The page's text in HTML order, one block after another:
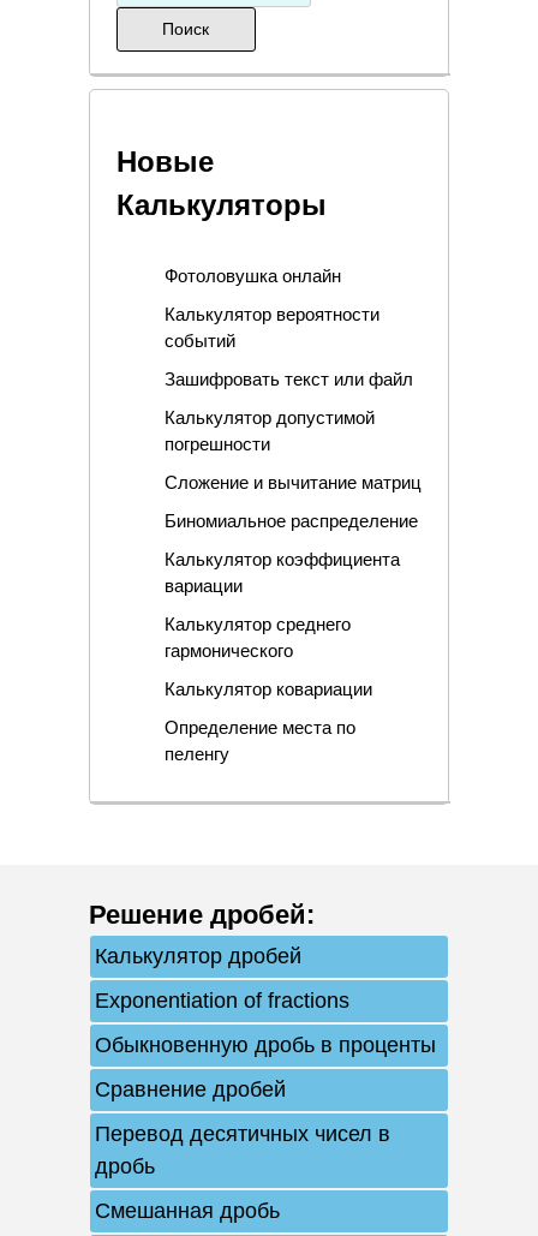
Новые
Калькуляторы
Фотоловушка онлайн
Калькулятор вероятности
событий
Зашифровать текст или файл
Калькулятор допустимой
погрешности
Сложение и вычитание матриц
Биномиальное распределение
Калькулятор коэффициента
вариации
Калькулятор среднего
гармонического
Калькулятор ковариации
Определение места по
пеленгу
Решение дробей:
Калькулятор дробей
Exponentiation of fractions
Обыкновенную дробь в проценты
Сравнение дробей
Перевод десятичных чисел в
дробь
Смешанная дробь